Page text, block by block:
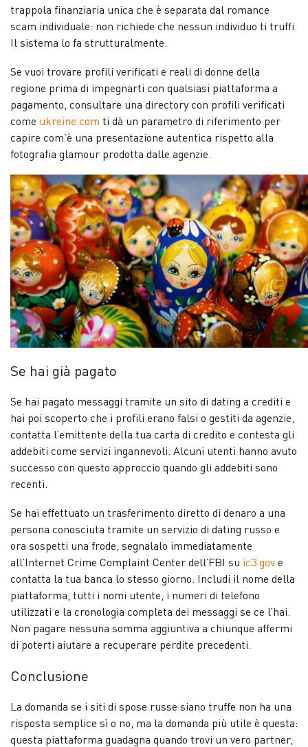
trappola finanziaria unica che è separata dal romance
scam individuale: non richiede che nessun individuo ti truffi.
Il sistema lo fa strutturalmente.
Se vuoi trovare profili verificati e reali di donne della
regione prima di impegnarti con qualsiasi piattaforma a
pagamento, consultare una directory con profili verificati
come ukreine.com ti dà un parametro di riferimento per
capire com’è una presentazione autentica rispetto alla
fotografia glamour prodotta dalle agenzie.
Se hai già pagato
Se hai pagato messaggi tramite un sito di dating a crediti e
hai poi scoperto che i profili erano falsi o gestiti da agenzie,
contatta l’emittente della tua carta di credito e contesta gli
addebiti come servizi ingannevoli. Alcuni utenti hanno avuto
successo con questo approccio quando gli addebiti sono
recenti.
Se hai effettuato un trasferimento diretto di denaro a una
persona conosciuta tramite un servizio di dating russo e
ora sospetti una frode, segnalalo immediatamente
all’Internet Crime Complaint Center dell’FBI su ic3.gov e
contatta la tua banca lo stesso giorno. Includi il nome della
piattaforma, tutti i nomi utente, i numeri di telefono
utilizzati e la cronologia completa dei messaggi se ce l’hai.
Non pagare nessuna somma aggiuntiva a chiunque affermi
di poterti aiutare a recuperare perdite precedenti.
Conclusione
La domanda se i siti di spose russe siano truffe non ha una
risposta semplice sì o no, ma la domanda più utile è questa:
questa piattaforma guadagna quando trovi un vero partner,